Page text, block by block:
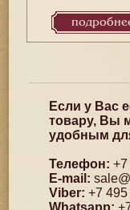
Если у Вас
товару, Вы
удобным
Телефон:
E-mail:
Viber: +7
Whatsapp: